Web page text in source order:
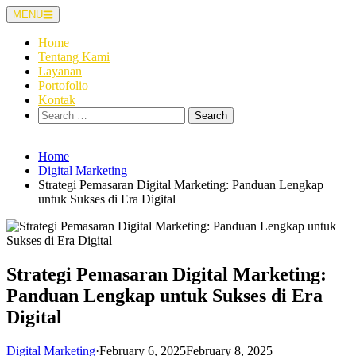
Skip
to
content
MENU
Home
Tentang Kami
Layanan
Portofolio
Kontak
Search
for:
Home
Digital Marketing
Strategi Pemasaran Digital Marketing: Panduan Lengkap
untuk Sukses di Era Digital
Strategi Pemasaran Digital Marketing:
Panduan Lengkap untuk Sukses di Era
Digital
Digital Marketing·February 6, 2025February 8, 2025